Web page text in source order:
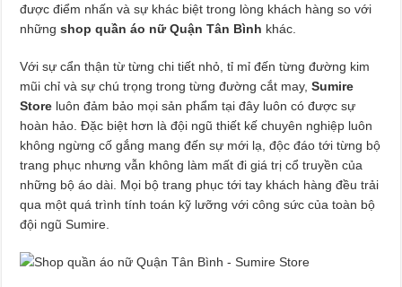
được điểm nhấn và sự khác biệt trong lòng khách hàng so với
nhữngshop quần áo nữ Quận Tân Bình khác.
Với sự cẩn thận từ từng chi tiết nhỏ, tỉ mỉ đến từng đường kim
mũi chỉ và sự chú trọng trong từng đường cắt may,Sumire
Store luôn đảm bảo mọi sản phẩm tại đây luôn có được sự
hoàn hảo. Đặc biệt hơn là đội ngũ thiết kế chuyên nghiệp luôn
không ngừng cố gắng mang đến sự mới lạ, độc đáo tới từng bộ
trang phục nhưng vẫn không làm mất đi giá trị cổ truyền của
những bộ áo dài. Mọi bộ trang phục tới tay khách hàng đều trải
qua một quá trình tính toán kỹ lưỡng với công sức của toàn bộ
đội ngũ Sumire.